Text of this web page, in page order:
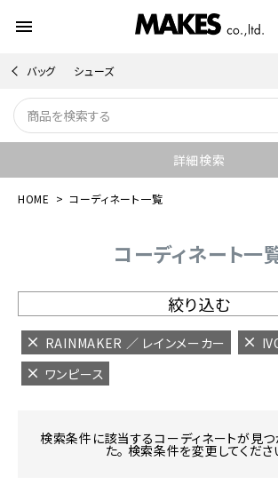
menu
バッグ シューズ
詳細検索
HOME コーディネート一覧
コーディネート一
絞り込む
RAINMAKER ／ レインメーカー
ワンピース
検索条件に該当するコーディネートが見つ
た。 検索条件を変更してくださ